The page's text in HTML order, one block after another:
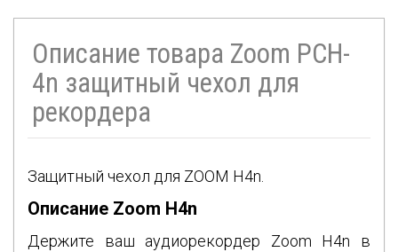
Описание товара Zoom PCH-
4n защитный чехол для
рекордера
Защитный чехол для ZOOM H4n.
Описание Zoom H4n
Держите ваш аудиорекордер Zoom H4n в